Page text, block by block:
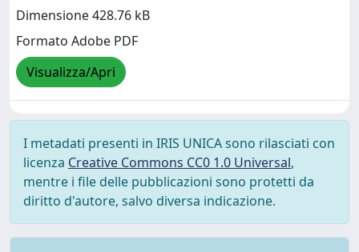
Dimensione 428.76 kB
Formato Adobe PDF
Visualizza/Apri
I metadati presenti in IRIS UNICA sono rilasciati con
licenza Creative Commons CC0 1.0 Universal,
mentre i file delle pubblicazioni sono protetti da
diritto d'autore, salvo diversa indicazione.